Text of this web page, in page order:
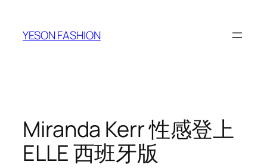
YESON FASHION
Miranda Kerr 性感登上
ELLE 西班牙版